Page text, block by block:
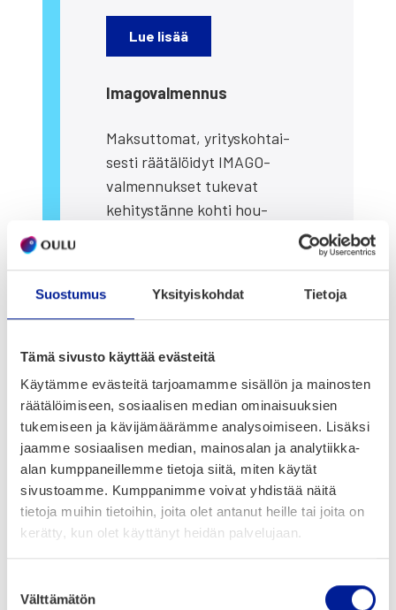
Suostumus Yksityiskohdat Tietoja
Tämä sivusto käyttää evästeitä
Käytämme evästeitä tarjoamamme sisällön ja mainosten
räätälöimiseen, sosiaalisen median ominaisuuksien
tukemiseen ja kävijämäärämme analysoimiseen. Lisäksi
jaamme sosiaalisen median, mainosalan ja analytiikka-
alan kumppaneillemme tietoja siitä, miten käytät
sivustoamme. Kumppanimme voivat yhdistää näitä
tietoja muihin tietoihin, joita olet antanut heille tai joita on
kerätty, kun olet käyttänyt heidän palvelujaan.
valinta
Välttämätön
Lue lisää
Ima­go­val­men­nus
Mak­sut­to­mat, yri­tys­koh­tai­
ses­ti rää­tä­löi­dyt IMA­GO-
val­men­nuk­set tuke­vat
kehi­tys­tän­ne koh­ti hou­
Joh­ta­juus­men­to­roin­ti
Mak­su­ton ohjel­ma vah­vis­
taa pien­ten ja kes­ki­suur­
ten suo­ma­lais­ten yri­tys­ten
joh­ta­jien ja esi­hen­ki­löi­den
joh­ta­mis­tai­to­ja, jot­ta he
voi­vat vie­dä tii­min­sä kan­